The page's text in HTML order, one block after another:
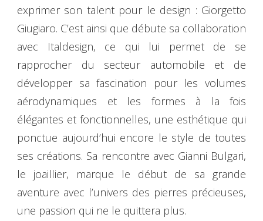
exprimer son talent pour le design : Giorgetto
Giugiaro. C’est ainsi que débute sa collaboration
avec Italdesign, ce qui lui permet de se
rapprocher du secteur automobile et de
développer sa fascination pour les volumes
aérodynamiques et les formes à la fois
élégantes et fonctionnelles, une esthétique qui
ponctue aujourd’hui encore le style de toutes
ses créations. Sa rencontre avec Gianni Bulgari,
le joaillier, marque le début de sa grande
aventure avec l’univers des pierres précieuses,
une passion qui ne le quittera plus.